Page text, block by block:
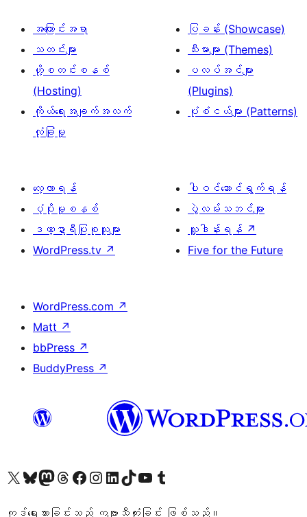
အကြောင်းအရာ
သတင်းများ
ဟို့စတင်းစနစ်
(Hosting)
ကိုယ်ရေးအချက်အလက်
လုံခြုံမှု
ပြခန်း (Showcase)
သီးမားများ (Themes)
ပလပ်အင်များ
(Plugins)
ပုံစံငယ်များ (Patterns)
လေ့လာရန်
ပံ့ပိုးမှုစနစ်
ဒဏ္ဍာရီပြုစုသူများ
WordPress.tv ↗
ပါဝင်ဆောင်ရွက်ရန်
ပွဲလမ်းသဘင်များ
လှူဒါန်းရန် ↗
Five for the Future
WordPress.com ↗
Matt ↗
bbPress ↗
BuddyPress ↗
ကျွန်ုပ်တို့၏ X (ယခင် Twitter) အကောင့်သို့ သွားရောက်ကြည့်ရှုပါကျွန်ုပ်တို့၏ Bluesky အကောင့်သို့ ဝင်ရောက်ကြည့်ရှုရန်
ကျွန်ုပ်တို့၏ Mastodon အကောင့်သို့ သွားရောက်ကြည့်ရှုပါကျွန်ုပ်တို့၏ Threads အကောင့်သို့ ဝင်ရောက်ကြည့်ရှုရန်
ကျွန်ုပ်တို့၏ Facebook စာမျက်နှာသို့ သွားရောက်ကြည့်ရှုပါကျွန်ုပ်တို့၏ Instagram အကောင့်သို့ သွားရောက်ကြည့်ရှုပါ ကျွန်ုပ်တို့၏ LinkedIn အကောင့်သို့ သွားရောက်ကြည့်ရှုပါကျွန်ုပ်တို့၏ TikTok အကောင့်သို့ ဝင်ရောက်ကြည့်ရှုရန်
ကျွန်ုပ်တို့၏ YouTube ချန်နယ်သို့ သွားရောက်ကြည့်ရှုပါ ကျွန်ုပ်တို့၏ Tumblr အကောင့်သို့ ဝင်ရောက်ကြည့်ရှုရန်
ကုဒ်ရေးသားခြင်းသည် ကဗျာသီကုံးခြင်း ဖြစ်သည်။